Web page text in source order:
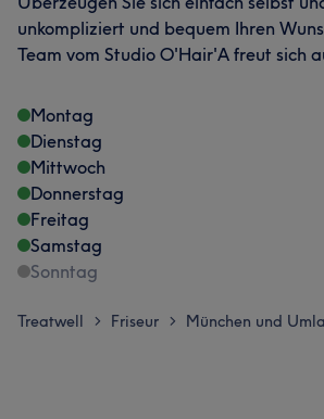
unkompliziert und bequem Ihren
Team vom Studio O'Hair'A freut sich
Montag
Dienstag
Mittwoch
Donnerstag
Freitag
Samstag
Sonntag
Treatwell > Friseur > München und